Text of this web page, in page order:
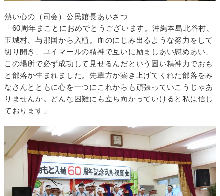
熱い心の（司会）公民館長あいさつ
「60周年まことにおめでとうございます。沖縄本島北谷村、
玉城村、与那国から入植。血のにじみ出るような努力をして
切り開き、ユイマールの精神で互いに励ましあい慰めあい、
この場所で必ず成功して見せるんだという固い精神力でおも
と部落が生まれました。先輩方が築き上げてくれた部落をみ
なさんとともに心を一つにこれからも頑張っていこうじゃあ
りませんか。どんな困難にも立ち向かっていけると私は信じ
ております」